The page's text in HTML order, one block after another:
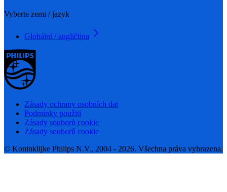
Vyberte zemi / jazyk
Globální / angličtina
Zásady ochrany osobních dat
Podmínky použití
Zásady souborů cookie
Zásady souborů cookie
© Koninklijke Philips N.V., 2004 - 2026. Všechna práva vyhrazena.